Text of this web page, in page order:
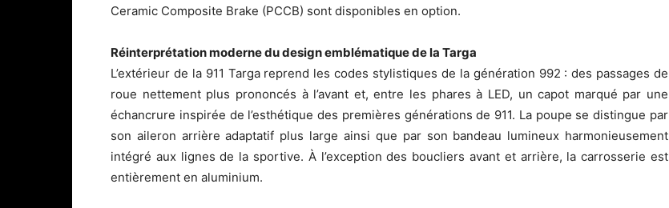
Ceramic Composite Brake (PCCB) sont disponibles en option.
Réinterprétation moderne du design emblématique de la Targa
L’extérieur de la 911 Targa reprend les codes stylistiques de la génération 992 : des passages de
roue nettement plus prononcés à l’avant et, entre les phares à LED, un capot marqué par une
échancrure inspirée de l’esthétique des premières générations de 911. La poupe se distingue par
son aileron arrière adaptatif plus large ainsi que par son bandeau lumineux harmonieusement
intégré aux lignes de la sportive. À l’exception des boucliers avant et arrière, la carrosserie est
entièrement en aluminium.